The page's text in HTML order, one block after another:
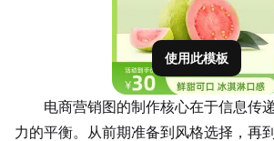
使用此模板
电商营销图的制作核心在于信息传
力的平衡。从前期准备到风格选择，再